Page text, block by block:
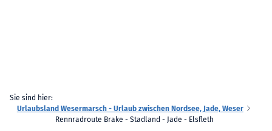
Sie sind hier:
Urlaubsland Wesermarsch - Urlaub zwischen Nordsee, Jade, Weser
Rennradroute Brake - Stadland - Jade - Elsfleth